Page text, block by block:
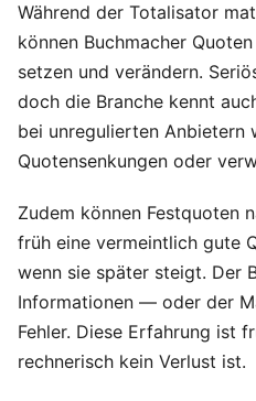
Während der Totalisator
können Buchmacher
setzen und verändern.
doch die Branche kennt
bei unregulierten
Quotensenkungen oder
Zudem können Festquoten
früh eine vermeintlich gute
wenn sie später steigt. Der
Informationen — oder der
Fehler. Diese Erfahrung ist
rechnerisch kein Verlust ist.